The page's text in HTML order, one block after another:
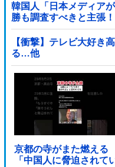
韓国人「日本メディア
勝も調査すべきと主張
摘‥」
【衝撃】テレビ大好き
る…他
京都の寺がまた燃える
「中国人に脅迫されて